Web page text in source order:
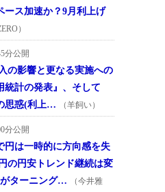
ース加速か？9月利上げ
）
分公開
の影響と更なる実施への
統計の発表』、そして
思惑(利上…
（羊飼い）
分公開
円は一時的に方向感を失
の円安トレンド継続は変
ターニング…
（今井雅